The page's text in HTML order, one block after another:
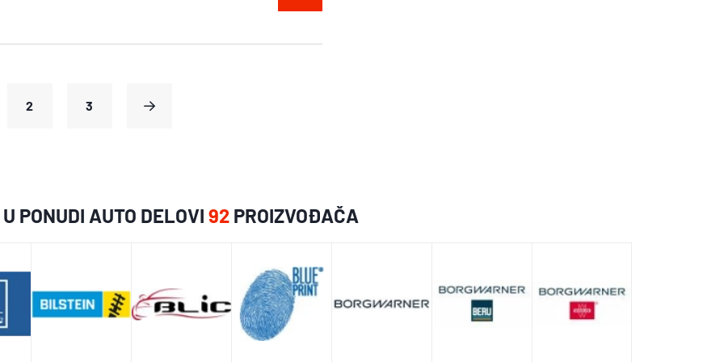
2 3
U PONUDI AUTO DELOVI 92 PROIZVOĐAČA